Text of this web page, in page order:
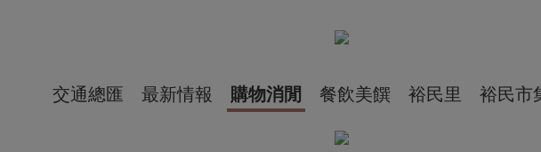
交通總匯 最新情報 購物消閒 餐飲美饌 裕民里 裕民市